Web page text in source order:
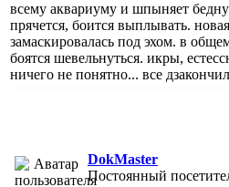
всему аквариуму и шпыняет
прячется, боится выплывать.
замаскировалась под эхом. в
боятся шевельнуться. икры,
ничего не понятно... все
DokMaster
Постоянный